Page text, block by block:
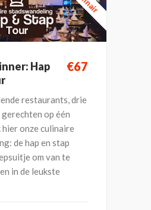
Hap
€67
restaurants, drie
op één
onze culinaire
de hap en stap
om van te
in de leukste